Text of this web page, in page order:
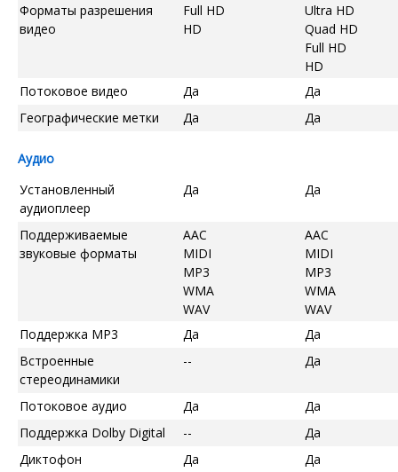
Форматы разрешения
видео
Full HD
HD
Ultra HD
Quad HD
Full HD
HD
Потоковое видео
Да
Да
Географические метки
Да Да
Аудио
Установленный
аудиоплеер
Да Да
Поддерживаемые
звуковые форматы
AAC
MIDI
MP3
WMA
WAV
AAC
MIDI
MP3
WMA
WAV
Поддержка MP3
Да
Да
Встроенные
стереодинамики
-- Да
Потоковое аудио Да
Да
Поддержка Dolby Digital
--
Да
Диктофон
Да
Да